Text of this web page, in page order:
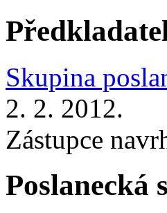
Skupina
2. 2. 2012.
Zástupce
Poslanecká